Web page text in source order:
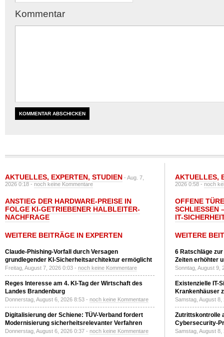
Kommentar
AKTUELLES, EXPERTEN, STUDIEN - Aug. 7,
2026 0:18 -noch keine Kommentare
ANSTIEG DER HARDWARE-PREISE IN
FOLGE KI-GETRIEBENER HALBLEITER-
NACHFRAGE
WEITERE BEITRÄGE IN EXPERTEN
Claude-Phishing-Vorfall durch Versagen
grundlegender KI-Sicherheitsarchitektur ermöglicht
Freitag, August 7, 2026 0:03 - noch keine Kommentare
Reges Interesse am 4. KI-Tag der Wirtschaft des
Landes Brandenburg
Donnerstag, August 6, 2026 8:53 - noch keine Kommentare
Digitalisierung der Schiene: TÜV-Verband fordert
Modernisierung sicherheitsrelevanter Verfahren
Donnerstag, August 6, 2026 0:37 - noch keine Kommentare
AKTUELLES,
2026 0:58 -noch
OFFENE
SCHLIESSEN
T-
WEITERE
6 Ratschläge
Zeiten erhöhter
Sonntag, August 9,
Existenzielle IT-
Krankenhäuser
Samstag, August
Zutrittskontrolle
Cybersecurity-
Samstag, August